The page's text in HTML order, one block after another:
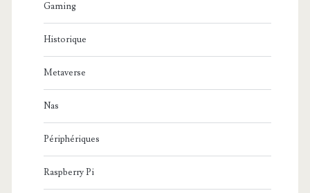
Gaming
Historique
Metaverse
Nas
Périphériques
Raspberry Pi